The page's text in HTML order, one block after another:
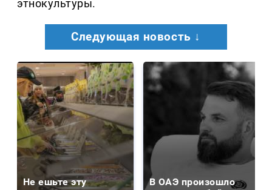
этнокультуры.
Следующая новость ↓
Не ешьте эту
В ОАЭ произошло